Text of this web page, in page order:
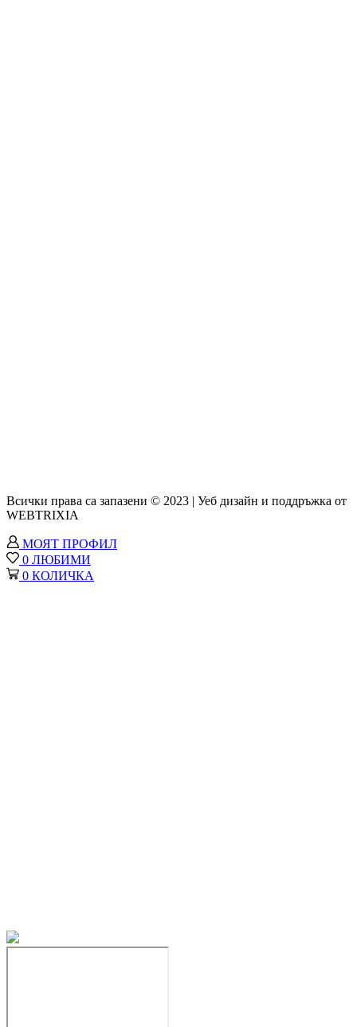
Всички права са запазени © 2023 | Уеб дизайн и поддръжка от
WEBTRIXIA
МОЯТ ПРОФИЛ
0 ЛЮБИМИ
0 КОЛИЧКА